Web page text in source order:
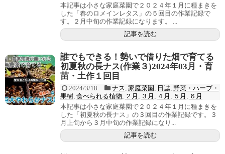
本記事は小さな家庭菜園で２０２４年１月に種まきを
した「春のロメインレタス」の５回目の作業記録で
す。２月中旬の作業記録になります。 ...
記事を読む
誰でもできる！勢いで借りた畑で育てる
初夏秋の長ナス(作業３)2024年03月・育
苗・土作１回目
2024/3/18 ナス 家庭菜園 日誌, 野菜・ハーブ・
果樹 食べられる植物 ２月 ３月 ４月 ５月
６月
本記事は小さな家庭菜園で２０２４年１月に種まきを
した「初夏秋の長ナス」の３回目の作業記録です。３
月上旬から３月中旬の作業記録になり...
記事を読む